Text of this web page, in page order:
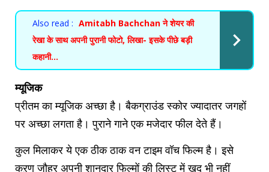
Also read : Amitabh Bachchan ने शेयर की
रेखा के साथ अपनी पुरानी फोटो, लिखा- इसके पीछे बड़ी
कहानी...
म्यूजिक
प्रीतम का म्यूजिक अच्छा है। बैकग्राउंड स्कोर ज्यादातर जगहों
पर अच्छा लगता है। पुराने गाने एक मजेदार फील देते हैं।
कुल मिलाकर ये एक ठीक ठाक वन टाइम वॉच फिल्म है। इसे
कऱण जौहर अपनी शानदार फिल्मों की लिस्ट में खुद भी नहीं